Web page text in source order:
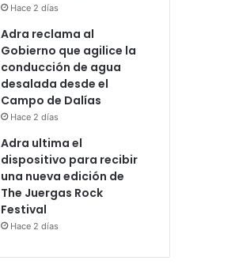
Hace 2 días
Adra reclama al
Gobierno que agilice la
conducción de agua
desalada desde el
Campo de Dalías
Hace 2 días
Adra ultima el
dispositivo para recibir
una nueva edición de
The Juergas Rock
Festival
Hace 2 días